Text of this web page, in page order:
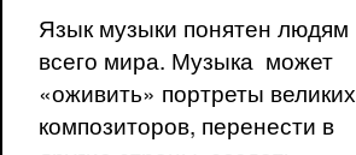
Язык музыки понятен людям
всего мира. Музыка может
«оживить» портреты великих
композиторов, перенести в